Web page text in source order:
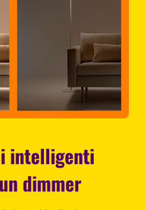
intelligenti
dimmer